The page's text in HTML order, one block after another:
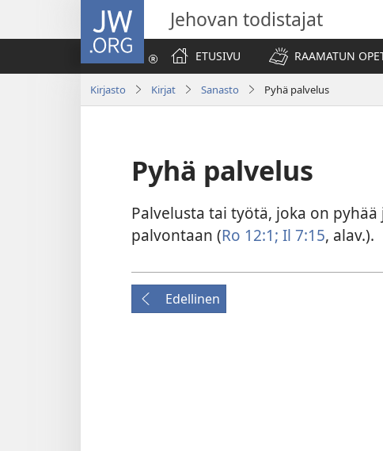
JW.ORG Jehovan todistajat
ETUSIVU
RAAMATUN
Kirjasto Kirjat Sanasto Pyhä palvelus
Pyhä palvelus
Palvelusta tai työtä, joka on
palvontaan (Ro 12:1; Il 7:15, alav.).
Edellinen